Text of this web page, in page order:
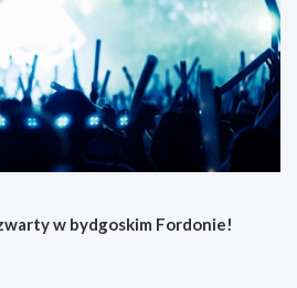
w bydgoskim Fordonie!